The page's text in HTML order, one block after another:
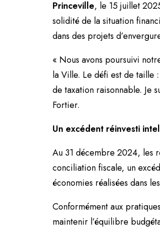
Princeville, le 15 juillet
solidité de la situation
dans des projets
« Nous avons poursuivi
la Ville. Le défi est de taille
de taxation raisonnable. Je
Fortier.
Un excédent réinvesti
Au 31 décembre 2024, les
conciliation fiscale, un
économies réalisées dans
Conformément aux
maintenir l’équilibre